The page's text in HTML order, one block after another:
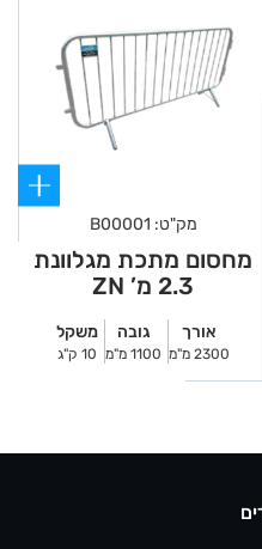
מק"ט: B00001
מחסום מתכת מגלוונת
2.3 מ’ ZN
אורך
2300 מ"מ
גובה
1100 מ"מ
משקל
10 ק"ג